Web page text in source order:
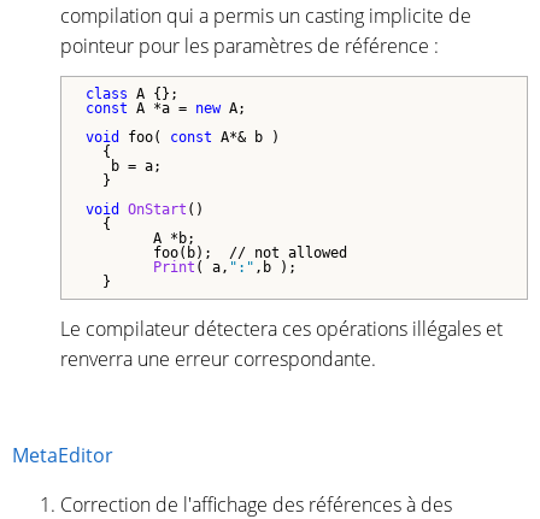
compilation qui a permis un casting implicite de
pointeur pour les paramètres de référence :
class
const A *a = new A;
void
foo( const A*& b )
{
b = a;
}
void
OnStart ()
{
A *b;
foo(b);  // not allowed
Print ( a, ":" ,b );
}
Le compilateur détectera ces opérations illégales et
renverra une erreur correspondante.
MetaEditor
Correction de l'affichage des références à des